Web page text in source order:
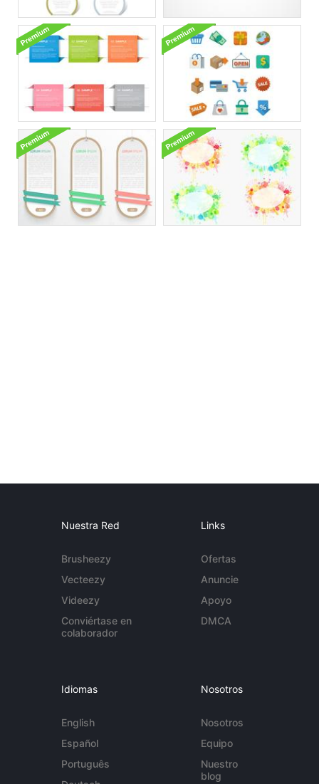
Nuestra Red
Brusheezy
Vecteezy
Videezy
Conviértase en
colaborador
Links
Ofertas
Anuncie
Apoyo
DMCA
Idiomas
English
Español
Português
Nosotros
Nosotros
Equipo
Nuestro
blog